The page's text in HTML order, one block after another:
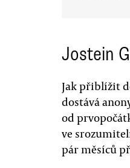
Jostein
Jak přiblížit
dostává
od
ve
pár měsíců